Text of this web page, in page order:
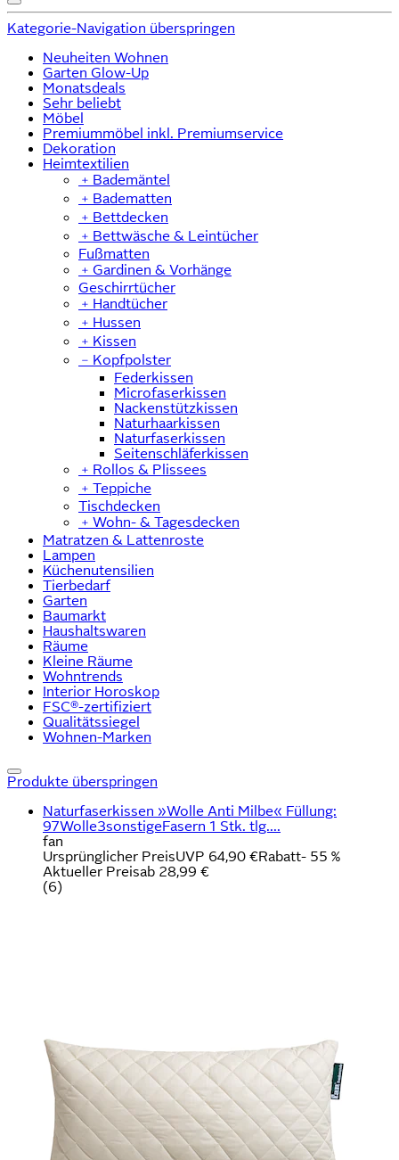
Kategorie-Navigation überspringen
Neuheiten Wohnen
Garten Glow-Up
Monatsdeals
Sehr beliebt
Möbel
Premiummöbel inkl. Premiumservice
Dekoration
Heimtextilien
﹢ Bademäntel
﹢ Badematten
﹢ Bettdecken
﹢ Bettwäsche & Leintücher
Fußmatten
﹢ Gardinen & Vorhänge
Geschirrtücher
﹢ Handtücher
﹢ Hussen
﹢ Kissen
﹣ Kopfpolster
Federkissen
Microfaserkissen
Nackenstützkissen
Naturhaarkissen
Naturfaserkissen
Seitenschläferkissen
﹢ Rollos & Plissees
﹢ Teppiche
Tischdecken
﹢ Wohn- & Tagesdecken
Matratzen & Lattenroste
Lampen
Küchenutensilien
Tierbedarf
Garten
Baumarkt
Haushaltswaren
Räume
Kleine Räume
Wohntrends
Interior Horoskop
FSC®-zertifiziert
Qualitätssiegel
Wohnen-Marken
Produkte überspringen
Naturfaserkissen »Wolle Anti Milbe« Füllung:
97Wolle3sonstigeFasern 1 Stk. tlg....
fan
Ursprünglicher PreisUVP 64,90 €Rabatt- 55 %
Aktueller Preisab 28,99 €
(6)